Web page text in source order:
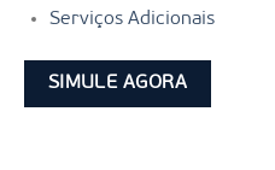
Serviços Adicionais
SIMULE AGORA